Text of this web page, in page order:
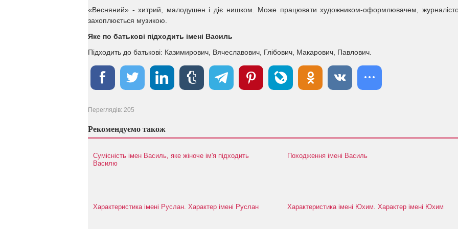
«Весняний» - хитрий, малодушен і діє нишком. Може працювати художником-оформлювачем,
захоплюється музикою.
Яке по батькові підходить імені Василь
Підходить до батькові: Казимирович, Вячеславович, Глібович, Макарович, Павлович.
Переглядів: 205
Рекомендуємо також
Сумісність імен Василь, яке жіноче ім'я підходить
Василю
Походження імені Василь
Характеристика імені Руслан. Характер імені Руслан Характеристика імені Юхим. Характер імені Юхим